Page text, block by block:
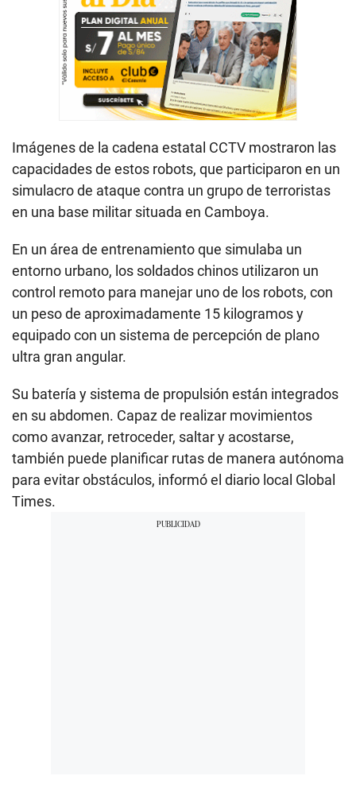
Imágenes de la cadena estatal CCTV mostraron las
capacidades de estos robots, que participaron en un
simulacro de ataque contra un grupo de terroristas
en una base militar situada en Camboya.
En un área de entrenamiento que simulaba un
entorno urbano, los soldados chinos utilizaron un
control remoto para manejar uno de los robots, con
un peso de aproximadamente 15 kilogramos y
equipado con un sistema de percepción de plano
ultra gran angular.
Su batería y sistema de propulsión están integrados
en su abdomen. Capaz de realizar movimientos
como avanzar, retroceder, saltar y acostarse,
también puede planificar rutas de manera autónoma
para evitar obstáculos, informó el diario local Global
Times.